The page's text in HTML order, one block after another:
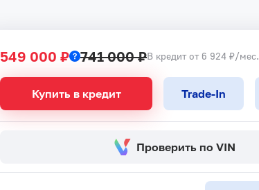
549 000 ₽ 741 000 ₽В кредит от 6 924 ₽/мес.
Купить в кредит Trade-In
Проверить по VIN